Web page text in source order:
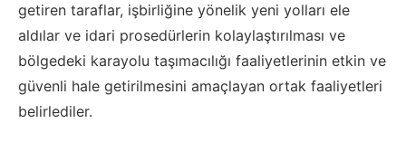
getiren taraflar, işbirliğine yönelik yeni yolları ele
aldılar ve idari prosedürlerin kolaylaştırılması ve
bölgedeki karayolu taşımacılığı faaliyetlerinin etkin ve
güvenli hale getirilmesini amaçlayan ortak faaliyetleri
belirlediler.